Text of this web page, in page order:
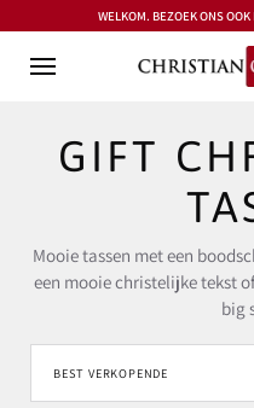
WELKOM. BEZOEK ONS
GIFT
Mooie tassen met een
een mooie christelijke tekst
big